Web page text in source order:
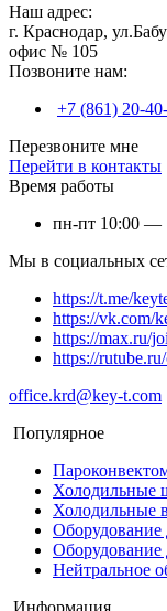
Наш адрес:
г. Краснодар,
офис № 105
Позвоните нам:
+7 (861) 20-
Перезвоните мне
Перейти в контакты
Время работы
пн-пт 10:00 —
Мы в социальных
https://t.me/
https://vk.com/
https://max.ru/
https://
office.krd@key-t.com
Популярное
Холодильные
Холодильные
Оборудование
Оборудование
Нейтральное
Информация